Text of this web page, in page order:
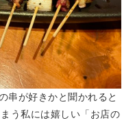
串が好きかと聞かれると
う私には嬉しい「お店の